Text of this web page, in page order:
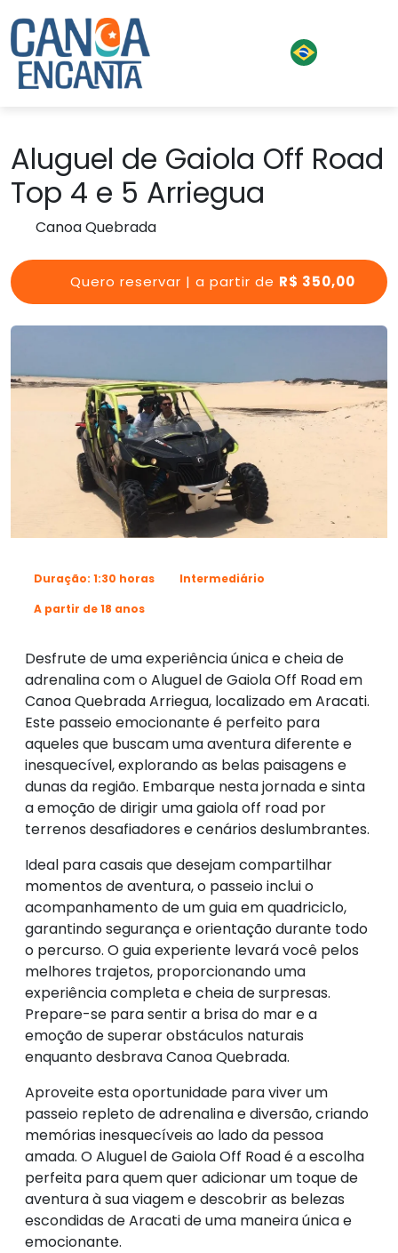
Aluguel de Gaiola Off Road
Top 4 e 5 Arriegua
Canoa Quebrada
Quero reservar | a partir de R$ 350,00
Duração: 1:30 horas
Intermediário
A partir de 18 anos
Desfrute de uma experiência única e cheia de
adrenalina com o Aluguel de Gaiola Off Road em
Canoa Quebrada Arriegua, localizado em Aracati.
Este passeio emocionante é perfeito para
aqueles que buscam uma aventura diferente e
inesquecível, explorando as belas paisagens e
dunas da região. Embarque nesta jornada e sinta
a emoção de dirigir uma gaiola off road por
terrenos desafiadores e cenários deslumbrantes.
Ideal para casais que desejam compartilhar
momentos de aventura, o passeio inclui o
acompanhamento de um guia em quadriciclo,
garantindo segurança e orientação durante todo
o percurso. O guia experiente levará você pelos
melhores trajetos, proporcionando uma
experiência completa e cheia de surpresas.
Prepare-se para sentir a brisa do mar e a
emoção de superar obstáculos naturais
enquanto desbrava Canoa Quebrada.
Aproveite esta oportunidade para viver um
passeio repleto de adrenalina e diversão, criando
memórias inesquecíveis ao lado da pessoa
amada. O Aluguel de Gaiola Off Road é a escolha
perfeita para quem quer adicionar um toque de
aventura à sua viagem e descobrir as belezas
escondidas de Aracati de uma maneira única e
emocionante.